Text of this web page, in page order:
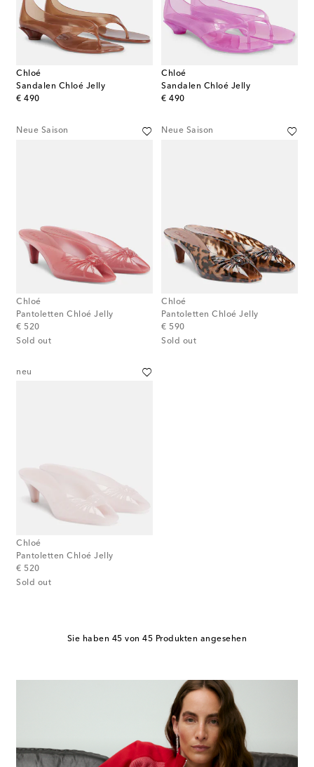
Chloé
Sandalen Chloé Jelly
€ 490
original price
Chloé
Sandalen Chloé Jelly
€ 490
original price
Neue Saison
Chloé
Pantoletten Chloé Jelly
€ 520
original price
Sold out
Neue Saison
Chloé
Pantoletten Chloé Jelly
€ 590
original price
Sold out
neu
Chloé
Pantoletten Chloé Jelly
€ 520
original price
Sold out
Sie haben 45 von 45 Produkten angesehen